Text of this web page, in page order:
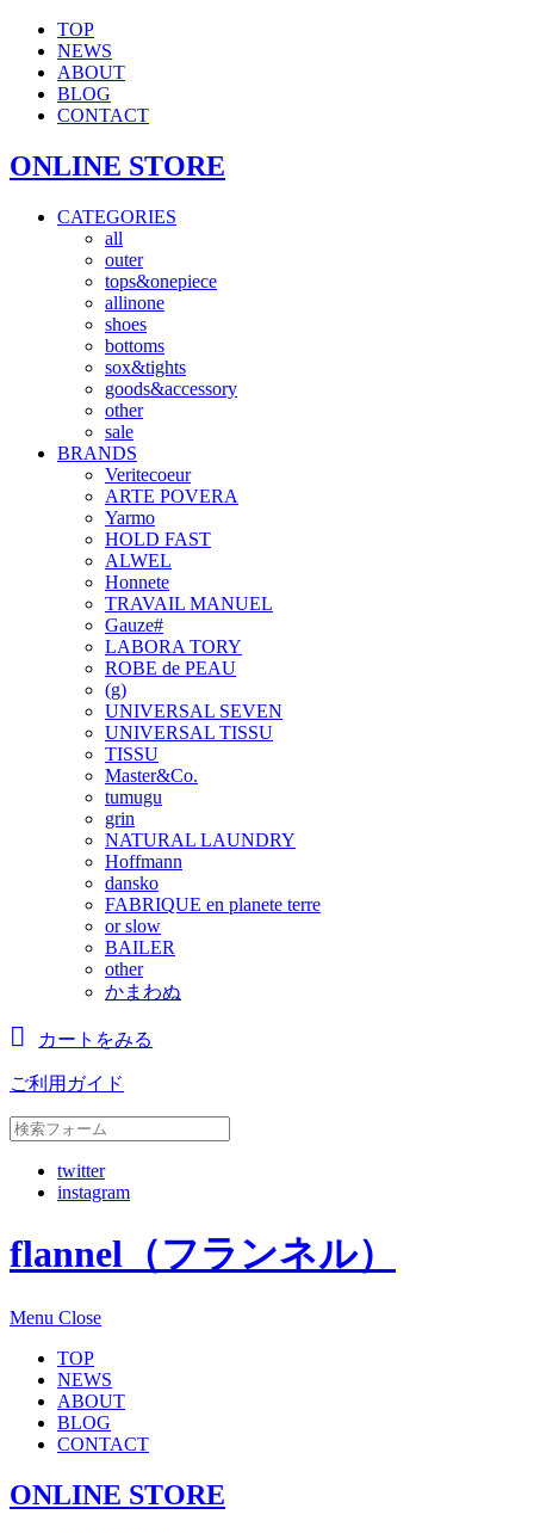
TOP
NEWS
ABOUT
BLOG
CONTACT
ONLINE STORE
CATEGORIES
all
outer
tops&onepiece
allinone
shoes
bottoms
sox&tights
goods&accessory
other
sale
BRANDS
Veritecoeur
ARTE POVERA
Yarmo
HOLD FAST
ALWEL
Honnete
TRAVAIL MANUEL
Gauze#
LABORA TORY
ROBE de PEAU
(g)
UNIVERSAL SEVEN
UNIVERSAL TISSU
TISSU
Master&Co.
tumugu
grin
NATURAL LAUNDRY
Hoffmann
dansko
FABRIQUE en planete terre
or slow
BAILER
other
かまわぬ
カートをみる
ご利用ガイド
twitter
instagram
flannel（フランネル）
Menu Close
TOP
NEWS
ABOUT
BLOG
CONTACT
ONLINE STORE